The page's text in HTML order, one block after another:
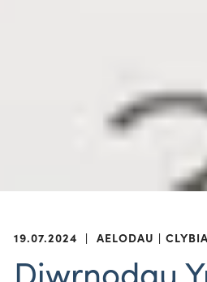
19.07.2024 | AELODAU